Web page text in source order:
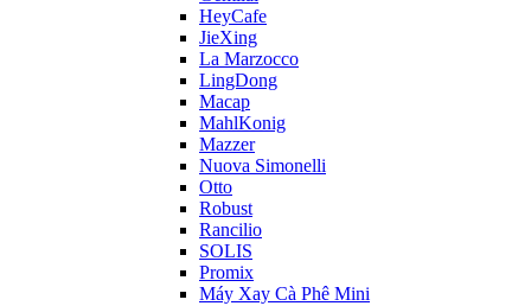
HeyCafe
JieXing
La Marzocco
LingDong
Macap
MahlKonig
Mazzer
Nuova Simonelli
Otto
Robust
Rancilio
SOLIS
Promix
Máy Xay Cà Phê Mini